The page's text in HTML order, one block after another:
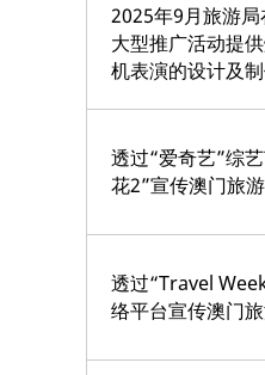
2025年9月旅游
大型推广活动提
机表演的设计及
透过“爱奇艺”综
花2”宣传澳门旅游
透过“Travel
络平台宣传澳门